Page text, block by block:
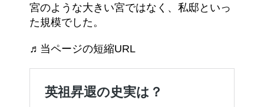
宮のような大きい宮ではなく、私邸といっ
た規模でした。
♬当ページの短縮URL